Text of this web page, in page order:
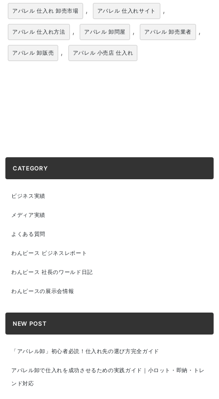
アパレル 仕入れ 卸売市場 , アパレル 仕入れサイト ,
アパレル 仕入れ方法 , アパレル 卸問屋 , アパレル 卸売業者 ,
アパレル 卸販売 , アパレル 小売店 仕入れ
CATEGORY
ビジネス実績
メディア実績
よくある質問
わんピース ビジネスレポート
わんピース 社長のワールド日記
わんピースの展示会情報
NEW POST
「アパレル卸」初心者必読！仕入れ先の選び方完全ガイド
アパレル卸で仕入れを成功させるための実践ガイド｜小ロット・即納・トレ
ンド対応